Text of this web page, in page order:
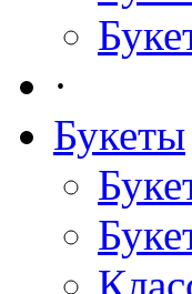
·
Букеты